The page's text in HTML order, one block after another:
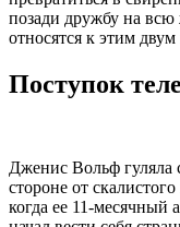
позади дружбу на всю
относятся к этим
Поступок
Дженис Вольф гуляла
стороне от
когда ее 11-месячный